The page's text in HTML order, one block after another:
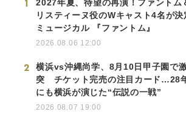
1
2027年夏、待望の再演！ファントム
リスティーヌ役のWキャスト4名が決
ミュージカル 『ファントム』
2026.08.06 12:00
2
横浜vs沖縄尚学、8月10日甲子園で
突 チケット完売の注目カード…28
にも横浜が演じた“伝説の一戦”
2026.08.07 19:00